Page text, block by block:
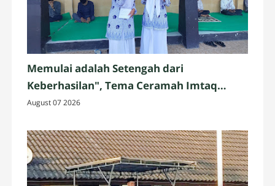
Memulai adalah Setengah dari
Keberhasilan", Tema Ceramah Imtaq
Jumat oleh Siswa Kelas IX.3
August 07 2026